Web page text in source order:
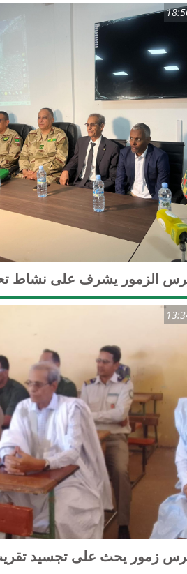
الزمور يشرف على نشاط
زمور يحث على تجسيد